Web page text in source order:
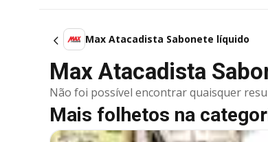
Max Atacadista Sabonete líquido
Max Atacadista
Não foi possível encontrar quaisquer
Mais folhetos na